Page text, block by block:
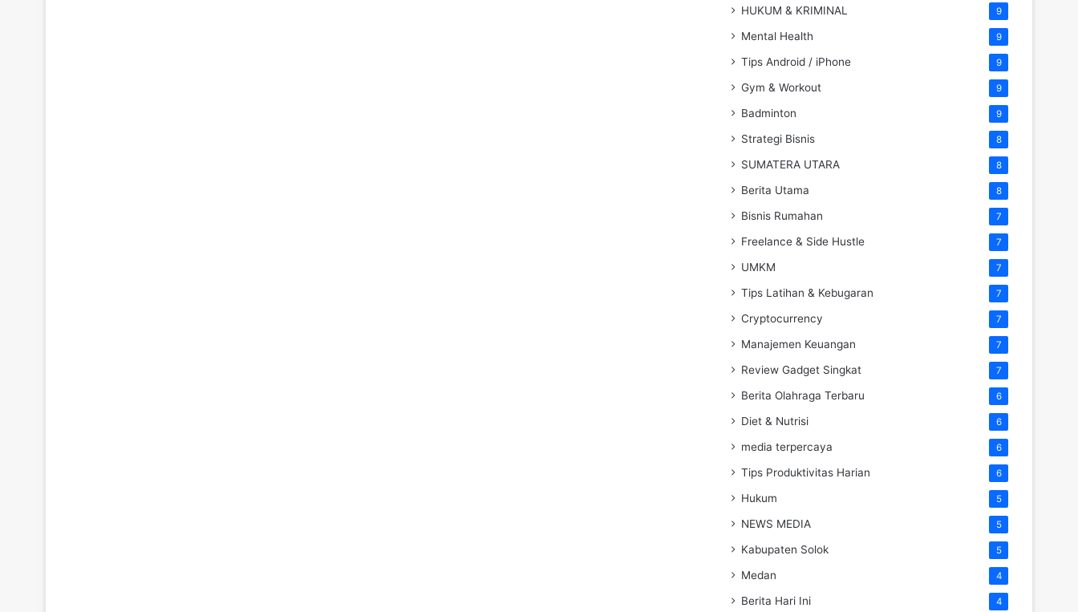
HUKUM & KRIMINAL 9
Mental Health 9
Tips Android / iPhone 9
Gym & Workout 9
Badminton 9
Strategi Bisnis 8
SUMATERA UTARA 8
Berita Utama 8
Bisnis Rumahan 7
Freelance & Side Hustle 7
UMKM 7
Tips Latihan & Kebugaran 7
Cryptocurrency 7
Manajemen Keuangan 7
Review Gadget Singkat 7
Berita Olahraga Terbaru 6
Diet & Nutrisi 6
media terpercaya 6
Tips Produktivitas Harian 6
Hukum 5
NEWS MEDIA 5
Kabupaten Solok 5
Medan 4
Berita Hari Ini 4